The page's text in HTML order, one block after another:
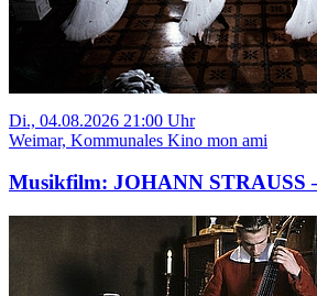
Di., 04.08.2026 21:00 Uhr
Weimar, Kommunales Kino mon ami
Musikfilm: JOHANN